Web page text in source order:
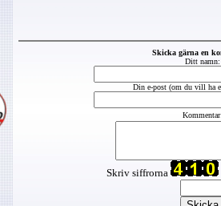
Skicka gärna en
Ditt namn:
Din e-post (om du vill ha
Skriv siffrorna